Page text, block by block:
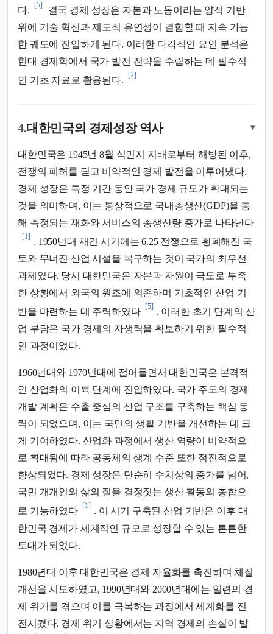
다.
[5]
결국 경제 성장은 자본과 노동이라는 양적 기반
위에 기술 혁신과 제도적 유연성이 결합할 때 지속 가능
한 궤도에 진입하게 된다. 이러한 다각적인 요인 분석은
현대 경제학에서 국가 발전 전략을 수립하는 데 필수적
인 기초 자료로 활용된다.
[2]
4.대한민국의 경제성장 역사 ▾
대한민국은 1945년 8월 식민지 지배로부터 해방된 이후,
전쟁의 폐허를 딛고 비약적인 경제 발전을 이루어냈다.
경제 성장은 특정 기간 동안 국가 경제 규모가 확대되는
것을 의미하며, 이는 통상적으로 국내총생산(GDP)을 통
해 측정되는 재화와 서비스의 총생산량 증가로 나타난다
[1]
. 1950년대 재건 시기에는 6.25 전쟁으로 황폐해진 국
토와 무너진 산업 시설을 복구하는 것이 국가의 최우선
과제였다. 당시 대한민국은 자본과 자원이 극도로 부족
한 상황에서 외국의 원조에 의존하며 기초적인 산업 기
반을 마련하는 데 주력하였다
[5]
. 이러한 초기 단계의 산
업 부담은 국가 경제의 자생력을 확보하기 위한 필수적
인 과정이었다.
1960년대와 1970년대에 접어들면서 대한민국은 본격적
인 산업화의 이륙 단계에 진입하였다. 국가 주도의 경제
개발 계획은 수출 중심의 산업 구조를 구축하는 핵심 동
력이 되었으며, 이는 국민의 생활 기반을 개선하는 데 크
게 기여하였다. 산업화 과정에서 생산 역량이 비약적으
로 확대됨에 따라 공동체의 생계 수준 또한 점진적으로
향상되었다. 경제 성장은 단순히 수치상의 증가를 넘어,
국민 개개인의 삶의 질을 결정짓는 생산 활동의 총합으
로 기능하였다
[1]
. 이 시기 구축된 산업 기반은 이후 대
한민국 경제가 세계적인 규모로 성장할 수 있는 튼튼한
토대가 되었다.
1980년대 이후 대한민국은 경제 자율화를 촉진하며 체질
개선을 시도하였고, 1990년대와 2000년대에는 일련의 경
제 위기를 겪으며 이를 극복하는 과정에서 세계화를 진
전시켰다. 경제 위기 상황에서는 지역 경제의 손실이 발